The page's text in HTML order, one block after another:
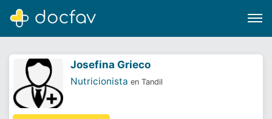
Josefina Grieco
Nutricionista en Tandil